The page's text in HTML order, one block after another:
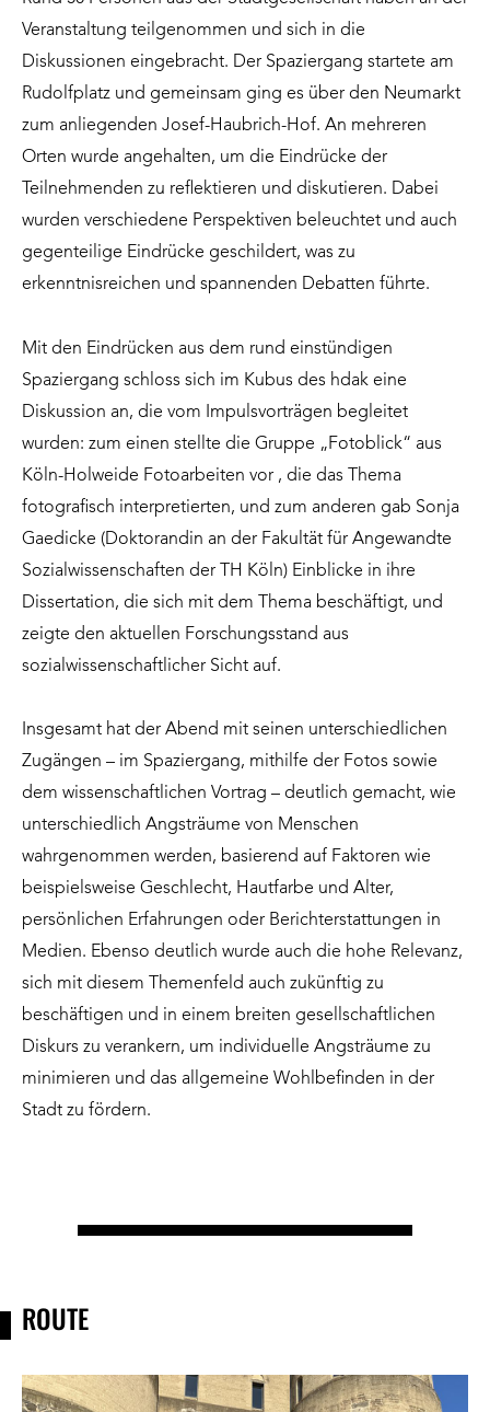
Veranstaltung teilgenommen und sich in die
Diskussionen eingebracht. Der Spaziergang startete am
Rudolfplatz und gemeinsam ging es über den Neumarkt
zum anliegenden Josef-Haubrich-Hof. An mehreren
Orten wurde angehalten, um die Eindrücke der
Teilnehmenden zu reflektieren und diskutieren. Dabei
wurden verschiedene Perspektiven beleuchtet und auch
gegenteilige Eindrücke geschildert, was zu
erkenntnisreichen und spannenden Debatten führte.
Mit den Eindrücken aus dem rund einstündigen
Spaziergang schloss sich im Kubus des hdak eine
Diskussion an, die vom Impulsvorträgen begleitet
wurden: zum einen stellte die Gruppe „Fotoblick“ aus
Köln-Holweide Fotoarbeiten vor , die das Thema
fotografisch interpretierten, und zum anderen gab Sonja
Gaedicke (Doktorandin an der Fakultät für Angewandte
Sozialwissenschaften der TH Köln) Einblicke in ihre
Dissertation, die sich mit dem Thema beschäftigt, und
zeigte den aktuellen Forschungsstand aus
sozialwissenschaftlicher Sicht auf.
Insgesamt hat der Abend mit seinen unterschiedlichen
Zugängen – im Spaziergang, mithilfe der Fotos sowie
dem wissenschaftlichen Vortrag – deutlich gemacht, wie
unterschiedlich Angsträume von Menschen
wahrgenommen werden, basierend auf Faktoren wie
beispielsweise Geschlecht, Hautfarbe und Alter,
persönlichen Erfahrungen oder Berichterstattungen in
Medien. Ebenso deutlich wurde auch die hohe Relevanz,
sich mit diesem Themenfeld auch zukünftig zu
beschäftigen und in einem breiten gesellschaftlichen
Diskurs zu verankern, um individuelle Angsträume zu
minimieren und das allgemeine Wohlbefinden in der
Stadt zu fördern.
ROUTE